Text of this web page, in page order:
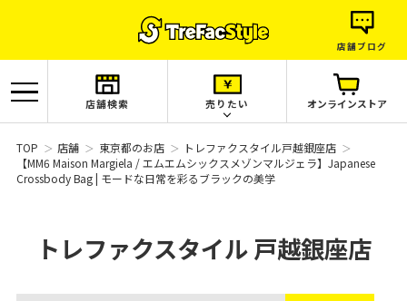
店舗ブログ
店舗検索 売りたい オンラインストア
TOP 店舗 東京都のお店
トレファクスタイル戸越銀座店
【MM6 Maison Margiela / エムエムシックスメゾンマルジェラ】Japanese
Crossbody Bag | モードな日常を彩るブラックの美学
トレファクスタイル戸越銀座店